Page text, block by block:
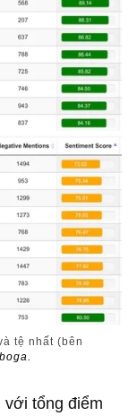
tệ nhất (bên
với tổng điểm